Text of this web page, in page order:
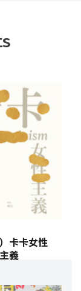
）卡卡女性
主義